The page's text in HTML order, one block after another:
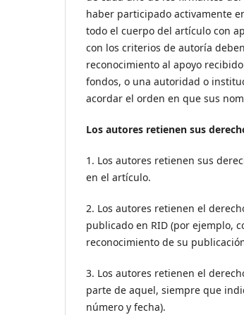
haber participado activamente
todo el cuerpo del artículo con
con los criterios de autoría
reconocimiento al apoyo
fondos, o una autoridad o
acordar el orden en que sus
Los autores retienen sus
1. Los autores retienen sus
en el artículo.
2. Los autores retienen el
publicado en RID (por ejemplo,
reconocimiento de su
3. Los autores retienen el
parte de aquel, siempre que
número y fecha).